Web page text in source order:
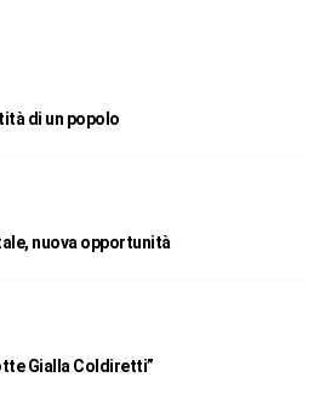
di un popolo
nuova opportunità
Gialla Coldiretti”